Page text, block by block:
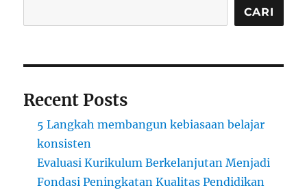
CARI
Recent Posts
5 Langkah membangun kebiasaan belajar
konsisten
Evaluasi Kurikulum Berkelanjutan Menjadi
Fondasi Peningkatan Kualitas Pendidikan